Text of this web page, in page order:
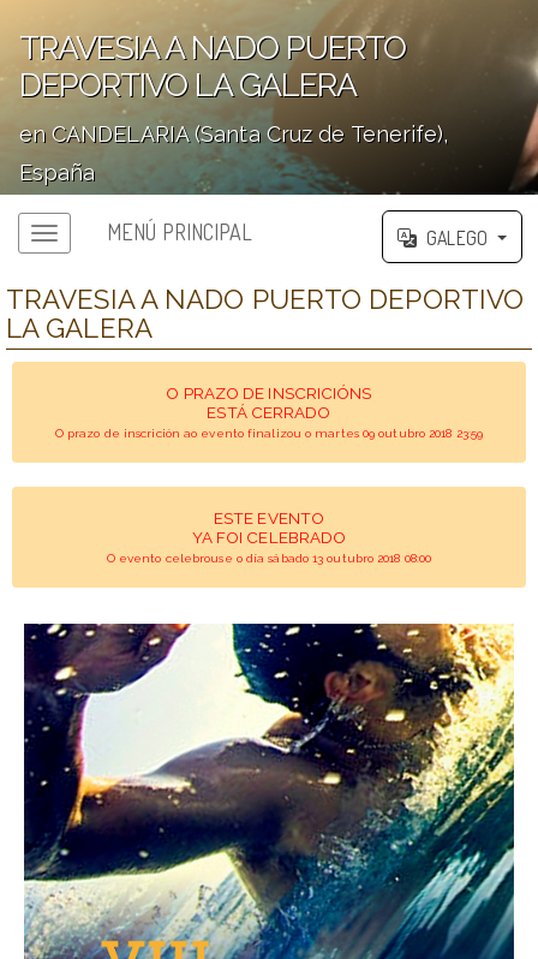
TRAVESIA A NADO PUERTO
DEPORTIVO LA GALERA
en CANDELARIA (Santa Cruz de Tenerife),
España
MENÚ PRINCIPAL GALEGO
TRAVESIA A NADO PUERTO DEPORTIVO
LA GALERA
O PRAZO DE INSCRICIÓNS
ESTÁ CERRADO
O prazo de inscrición ao evento finalizou o martes 09 outubro 2018 23:59
ESTE EVENTO
YA FOI CELEBRADO
O evento celebrouse o día sábado 13 outubro 2018 08:00